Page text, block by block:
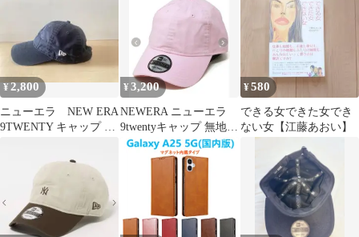
¥2,800
ニューエラ NEW ERA
9TWENTY キャップ ス
¥3,200
NEWERA ニューエラ
9twentyキャップ 無地
ベーシック
¥580
できる女できた女でき
ない女【江藤あおい】